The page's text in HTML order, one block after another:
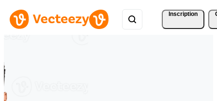
Inscription